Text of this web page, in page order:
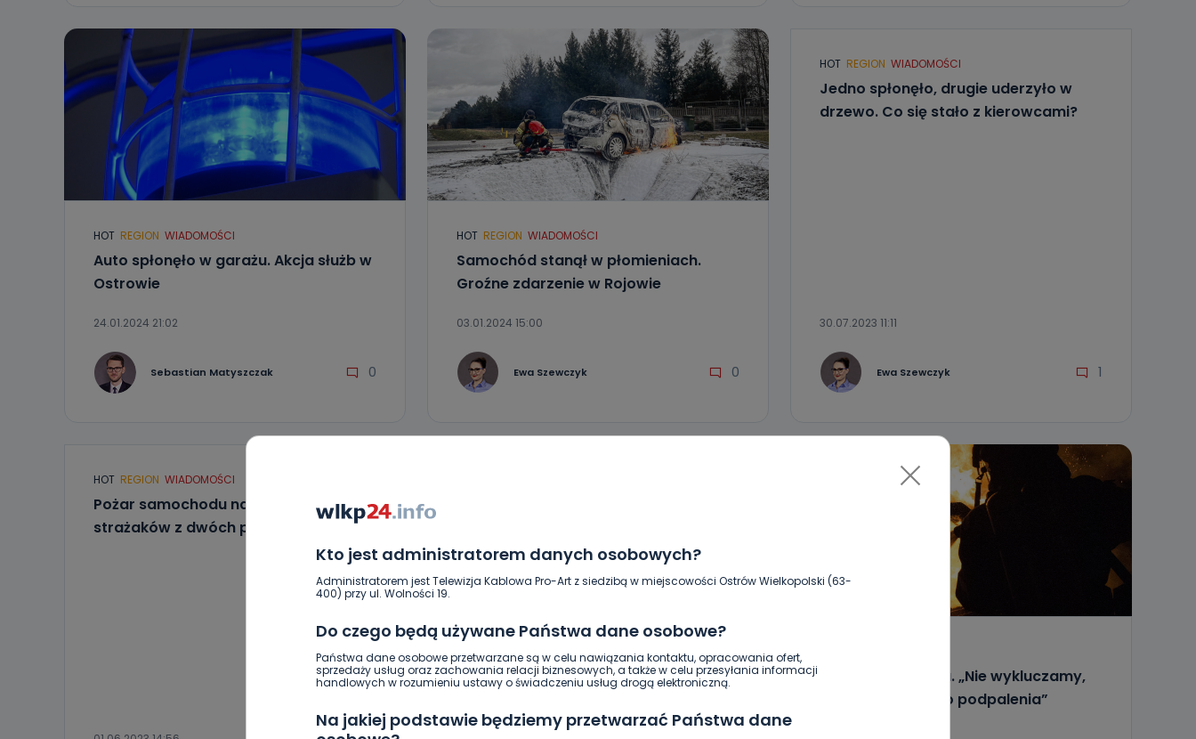
Kto jest administratorem danych osobowych?
Administratorem jest Telewizja Kablowa Pro-Art z siedzibą w miejscowości Ostrów Wielkopolski (63-
400) przy ul. Wolności 19.
Do czego będą używane Państwa dane osobowe?
Państwa dane osobowe przetwarzane są w celu nawiązania kontaktu, opracowania ofert,
sprzedaży usług oraz zachowania relacji biznesowych, a także w celu przesyłania informacji
handlowych w rozumieniu ustawy o świadczeniu usług drogą elektroniczną.
Na jakiej podstawie będziemy przetwarzać Państwa dane
HOT REGION WIADOMOŚCI
Auto spłonęło w garażu. Akcja służb w
Ostrowie
24.01.2024 21:02
Sebastian Matyszczak 0
HOT REGION WIADOMOŚCI
Samochód stanął w płomieniach.
Groźne zdarzenie w Rojowie
03.01.2024 15:00
Ewa Szewczyk 0
HOT REGION WIADOMOŚCI
Jedno spłonęło, drugie uderzyło w
drzewo. Co się stało z kierowcami?
30.07.2023 11:11
Ewa Szewczyk 1
HOT REGION WIADOMOŚCI
Pożar samochodu na DK12. Wezwano
strażaków z dwóch powiatów
REGION WIADOMOŚCI
Pożar samochodu na obwodnicy
Dwa auta w ogniu. „Nie wykluczamy,
że mogło dojść do podpalenia”